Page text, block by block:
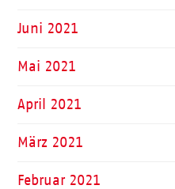
Juni 2021
Mai 2021
April 2021
März 2021
Februar 2021